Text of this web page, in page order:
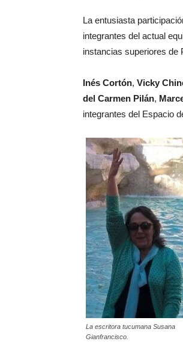
La entusiasta
integrantes del actual
instancias superiores de
Inés Cortón, Vicky
del Carmen Pilán,
integrantes del Espacio
La escritora tucumana Susana
Gianfrancisco.